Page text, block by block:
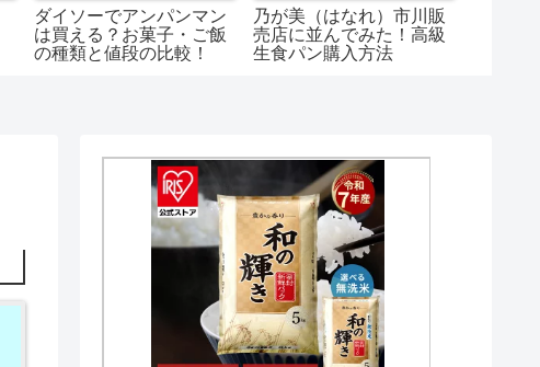
ふたいがくそうは加入す
べき？学生さんには保険
加入するメリットあり！
卒業式にも使える？！心
に残った先生の言葉